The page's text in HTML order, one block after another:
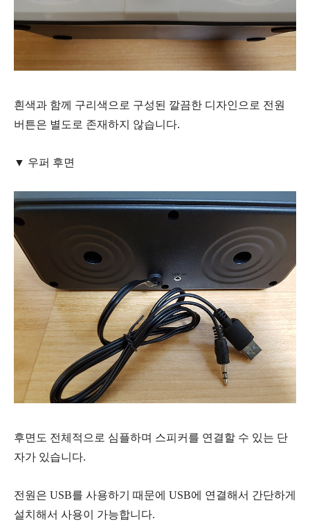
흰색과 함께 구리색으로 구성된 깔끔한 디자인으로 전원
버튼은 별도로 존재하지 않습니다.
▼ 우퍼 후면
후면도 전체적으로 심플하며 스피커를 연결할 수 있는 단
자가 있습니다.
전원은 USB를 사용하기 때문에 USB에 연결해서 간단하게
설치해서 사용이 가능합니다.